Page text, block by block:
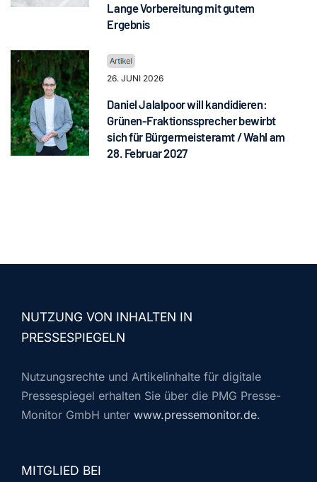
Lange Vorbereitung mit gutem
Ergebnis
26. JUNI 2026
Daniel Jalalpoor will kandidieren:
Grünen-Fraktionssprecher bewirbt
sich für Bürgermeisteramt / Wahl am
28. Februar 2027
NUTZUNG VON INHALTEN IN
PRESSESPIEGELN
Nutzungsrechte und Artikelinhalte für digitale
Pressespiegel erhalten Sie über die PMG Presse-
Monitor GmbH unter www.pressemonitor.de.
MITGLIED BEI